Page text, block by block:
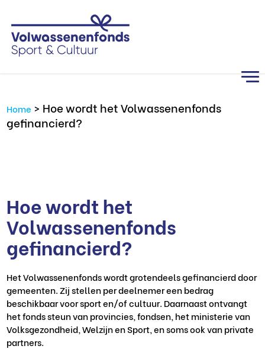
Home > Hoe wordt het Volwassenenfonds
gefinancierd?
Hoe wordt het
Volwassenenfonds
gefinancierd?
Het Volwassenenfonds wordt grotendeels gefinancierd door
gemeenten. Zij stellen per deelnemer een bedrag
beschikbaar voor sport en/of cultuur. Daarnaast ontvangt
het fonds steun van provincies, fondsen, het ministerie van
Volksgezondheid, Welzijn en Sport, en soms ook van private
partners.